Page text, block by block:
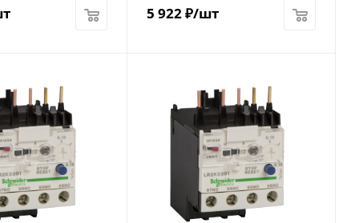
5 922₽/шт